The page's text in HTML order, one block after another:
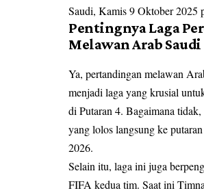
Saudi, Kamis 9 Oktober 2025
Pentingnya Laga
Melawan Arab Saudi
Ya, pertandingan melawan
menjadi laga yang krusial
di Putaran 4. Bagaimana
yang lolos langsung ke
2026.
Selain itu, laga ini juga
FIFA kedua tim. Saat ini